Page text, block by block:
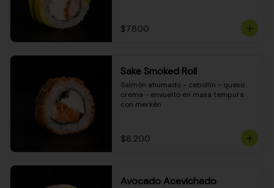
$7.800
Sake Smoked Roll
Salmón ahumado - cebollín - queso
crema - envuelto en masa tempura
con merkén
$8.200
Avocado Acevichado